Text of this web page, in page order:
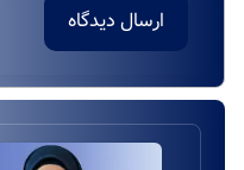
ارسال دیدگاه